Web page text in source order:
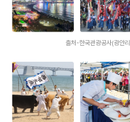
출처-한국관광공사(광안